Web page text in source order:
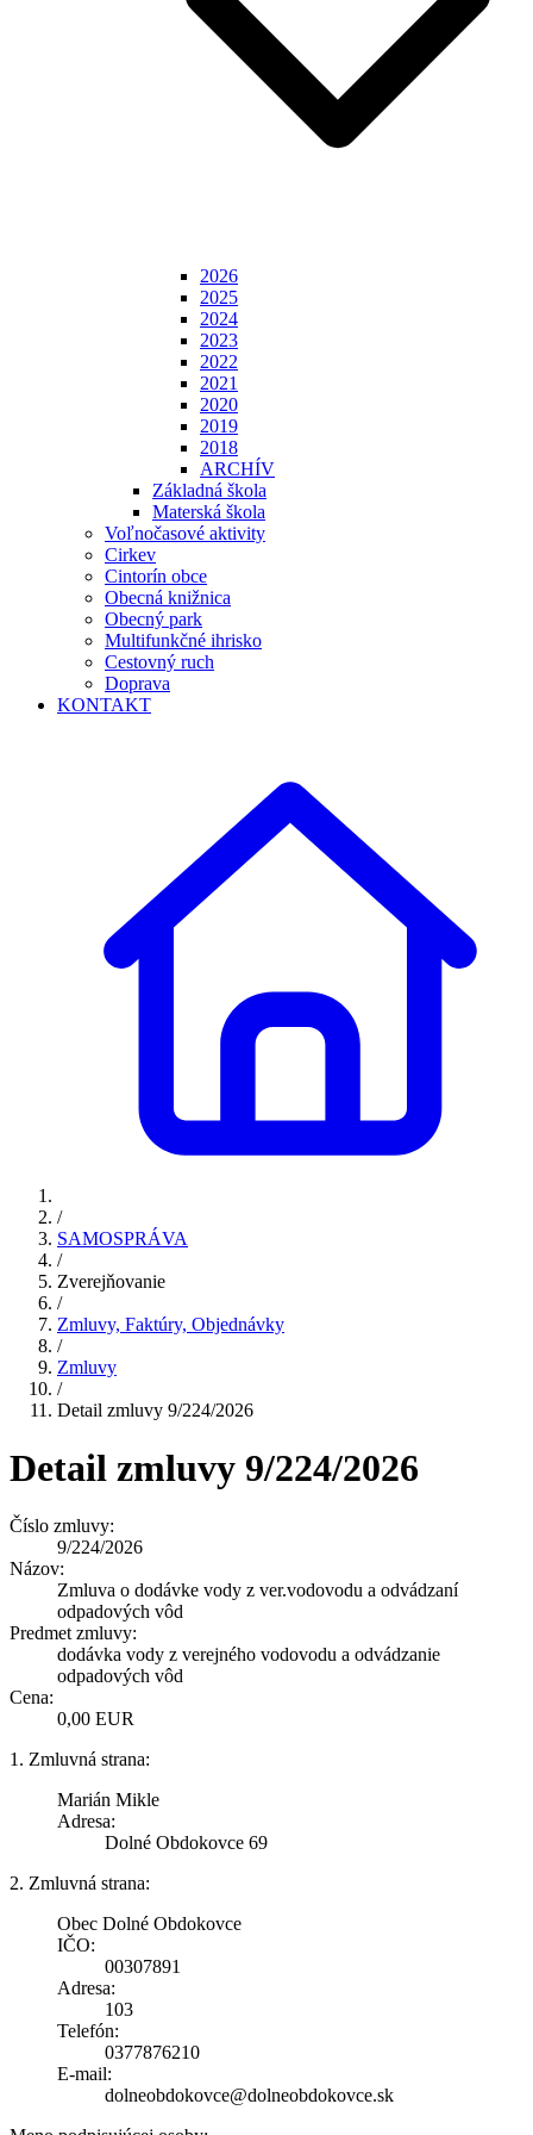
2026
2025
2024
2023
2022
2021
2020
2019
2018
ARCHÍV
Základná škola
Materská škola
Voľnočasové aktivity
Cirkev
Cintorín obce
Obecná knižnica
Obecný park
Multifunkčné ihrisko
Cestovný ruch
Doprava
KONTAKT
/
SAMOSPRÁVA
/
Zverejňovanie
/
Zmluvy, Faktúry, Objednávky
/
Zmluvy
/
Detail zmluvy 9/224/2026
Detail zmluvy 9/224/2026
Číslo zmluvy:
9/224/2026
Názov:
Zmluva o dodávke vody z ver.vodovodu a odvádzaní
odpadových vôd
Predmet zmluvy:
dodávka vody z verejného vodovodu a odvádzanie
odpadových vôd
Cena:
0,00 EUR
1. Zmluvná strana:
Marián Mikle
Adresa:
Dolné Obdokovce 69
2. Zmluvná strana:
Obec Dolné Obdokovce
IČO:
00307891
Adresa:
103
Telefón:
0377876210
E-mail:
dolneobdokovce@dolneobdokovce.sk